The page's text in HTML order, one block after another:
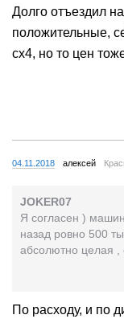
Долго отъездил
положительные,
сх4, но то цен
04.11.2018 алексей
JOKER07
Я согласен )
назад ровно 500 тыс рублей . С
абсолютно целая
По расходу, и по